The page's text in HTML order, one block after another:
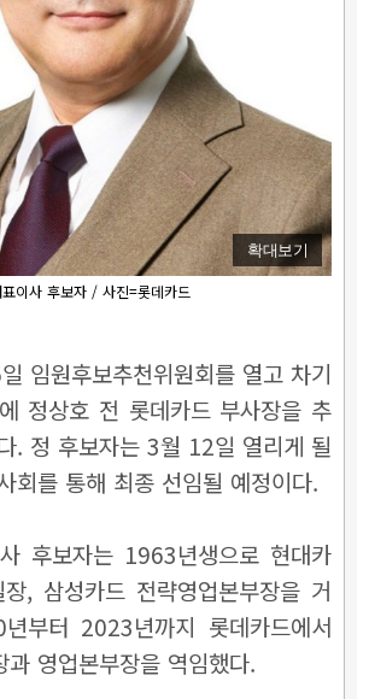
확대보기
이사 후보자 / 사진=롯데카드
임원후보추천위원회를 열고 차기
정상호 전 롯데카드 부사장을 추
. 정 후보자는 3월 12일 열리게 될
회를 통해 최종 선임될 예정이다.
후보자는 1963년생으로 현대카
, 삼성카드 전략영업본부장을 거
부터 2023년까지 롯데카드에서
과 영업본부장을 역임했다.